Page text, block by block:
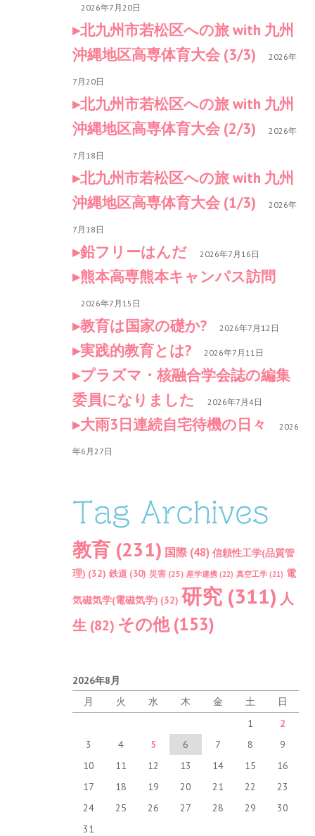
2026年7月20日
北九州市若松区への旅 with 九州
沖縄地区高専体育大会 (3/3)
2026年
7月20日
北九州市若松区への旅 with 九州
沖縄地区高専体育大会 (2/3)
2026年
7月18日
北九州市若松区への旅 with 九州
沖縄地区高専体育大会 (1/3)
2026年
7月18日
鉛フリーはんだ 2026年7月16日
熊本高専熊本キャンパス訪問
2026年7月15日
教育は国家の礎か? 2026年7月12日
実践的教育とは? 2026年7月11日
プラズマ・核融合学会誌の編集
委員になりました
2026年7月4日
大雨3日連続自宅待機の日々 2026
年6月27日
Tag Archives
教育 (231) 国際 (48) 信頼性工学(品質管
理) (32) 鉄道 (30) 災害 (25) 産学連携 (22) 真空工学 (21) 電
気磁気学(電磁気学) (32) 研究 (311) 人
生 (82) その他(153)
2026年8月
月
火 水 木 金 土
日
1
2
3
4 5 6 7 8
9
10
11 12 13 14 15
16
17
18 19 20 21 22
23
24
25 26 27 28 29
30
31